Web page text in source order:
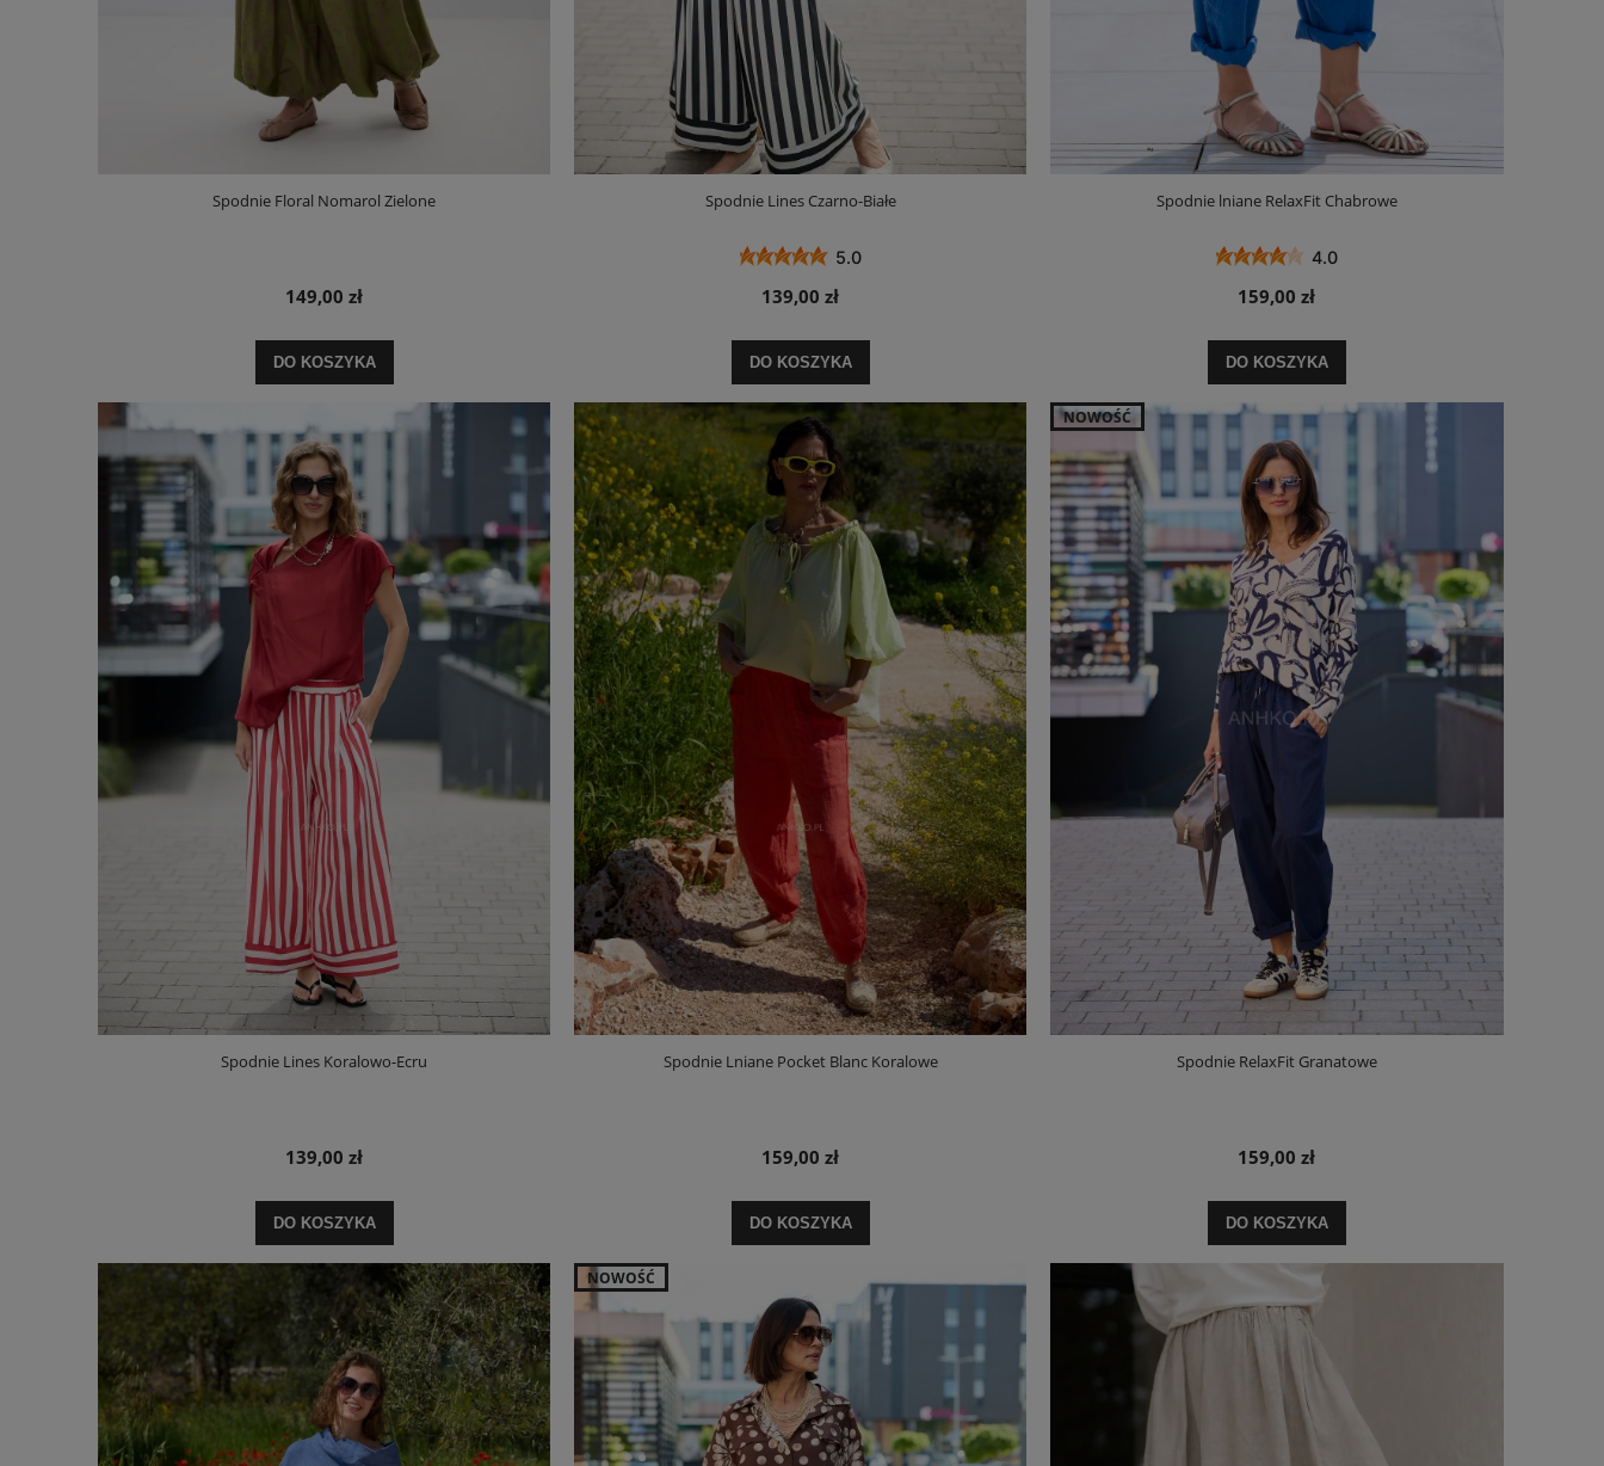
Spodnie Floral Nomarol Zielone
149,00 zł
DO KOSZYKA
Spodnie Lines Czarno-Białe
5.0
139,00 zł
DO KOSZYKA
Spodnie lniane RelaxFit Chabrowe
4.0
159,00 zł
DO KOSZYKA
Spodnie Lines Koralowo-Ecru
139,00 zł
DO KOSZYKA
Spodnie Lniane Pocket Blanc Koralowe
159,00 zł
DO KOSZYKA
Spodnie RelaxFit Granatowe
159,00 zł
DO KOSZYKA
NOWOŚĆ
NOWOŚĆ